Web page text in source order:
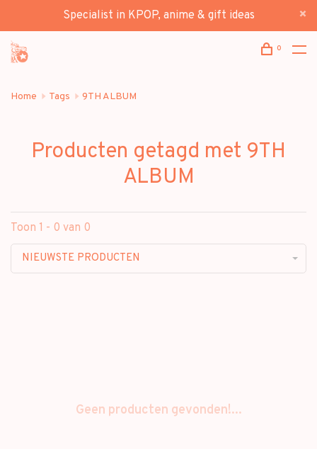
Specialist in KPOP, anime & gift ideas
0
Home Tags 9TH ALBUM
Producten getagd met 9TH
ALBUM
Toon 1 - 0 van 0
NIEUWSTE PRODUCTEN
Geen producten gevonden!...